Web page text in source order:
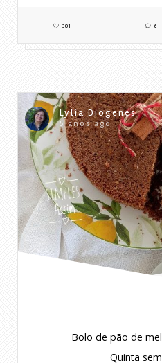
301 6
Lylia Diogenes
5 anos ago
Bolo de pão de
Quinta